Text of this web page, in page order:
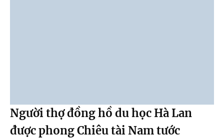
Người thợ đồng hồ du học Hà Lan
được phong Chiêu tài Nam tước